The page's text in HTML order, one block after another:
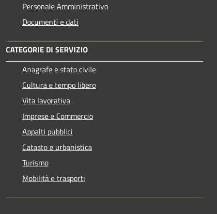
Personale Amministrativo
Documenti e dati
CATEGORIE DI SERVIZIO
Anagrafe e stato civile
Cultura e tempo libero
Vita lavorativa
Imprese e Commercio
Appalti pubblici
Catasto e urbanistica
Turismo
Mobilità e trasporti